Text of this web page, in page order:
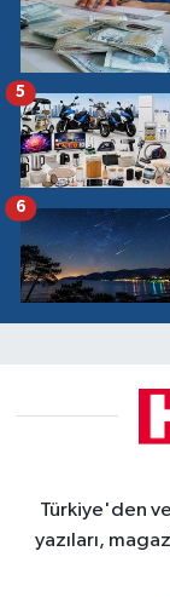
5
6
Türkiye'den
yazıları,